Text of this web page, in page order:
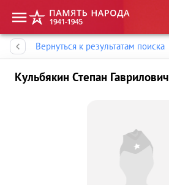
Вернуться к результатам поиска
Кульбякин Степан Гаврилович
Память народа